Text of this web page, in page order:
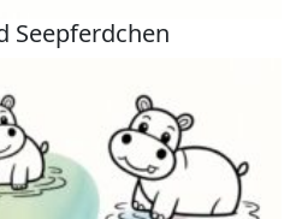
Seepferdchen